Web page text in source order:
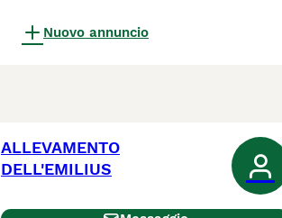
Nuovo annuncio
ALLEVAMENTO
DELL'EMILIUS